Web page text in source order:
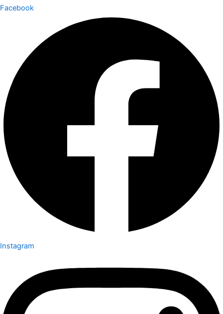
Facebook
Instagram